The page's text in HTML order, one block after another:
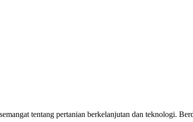
tentang pertanian berkelanjutan dan teknologi.